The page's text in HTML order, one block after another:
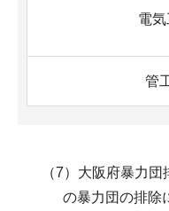
電
管
（7）大阪府暴力
の暴力団の排除